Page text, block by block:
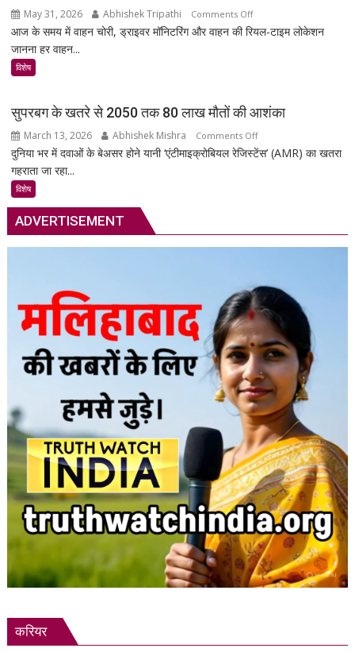
May 31, 2026 Abhishek Tripathi Comments Offon
MSR
सुरक्षा
का
स्मार्ट
में
आज के समय में वाहन चोरी, ड्राइवर मॉनिटरिंग और वाहन की रियल-टाइम लोकेशन
जानना हर वाहन...
विशेष
सुपरबग के खतरे से 2050 तक 80 लाख मौतों की आशंका
March 13, 2026 Abhishek Mishra Comments Offon
सुपरबग
मौतों
की
आशंका
दुनिया भर में दवाओं के बेअसर होने यानी ‘एंटीमाइक्रोबियल रेजिस्टेंस’ (AMR) का खतरा
गहराता जा रहा...
विशेष
ADVERTISEMENT
करियर